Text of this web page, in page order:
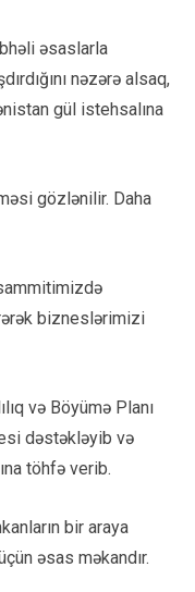
əsaslarla
nəzərə alsaq,
gül istehsalına
gözlənilir. Daha
bizneslərimizi
və Böyümə Planı
dəstəkləyib və
töhfə verib.
bir araya
əsas məkandır.